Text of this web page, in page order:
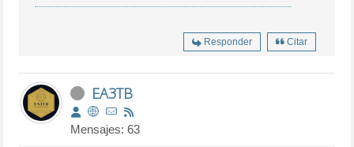
Responder Citar
EA3TB
Mensajes: 63